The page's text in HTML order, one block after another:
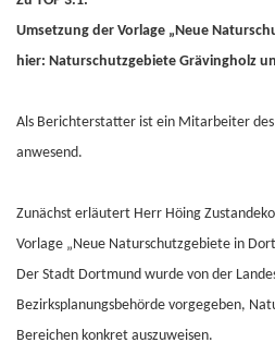
Umsetzung der Vorlage „Neue
hier: Naturschutzgebiete Grävingholz
Als Berichterstatter ist ein Mitarbeiter
anwesend.
Zunächst erläutert Herr Höing
Vorlage „Neue Naturschutzgebiete in
Der Stadt Dortmund wurde von der
Bezirksplanungsbehörde vorgegeben,
Bereichen konkret auszuweisen.